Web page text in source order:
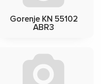
Gorenje KN 55102
ABR3